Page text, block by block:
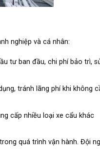
nghiệp và cá nhân:
tư ban đầu, chi phí bảo trì,
tránh lãng phí khi không
cấp nhiều loại xe cẩu khác
quá trình vận hành. Đội